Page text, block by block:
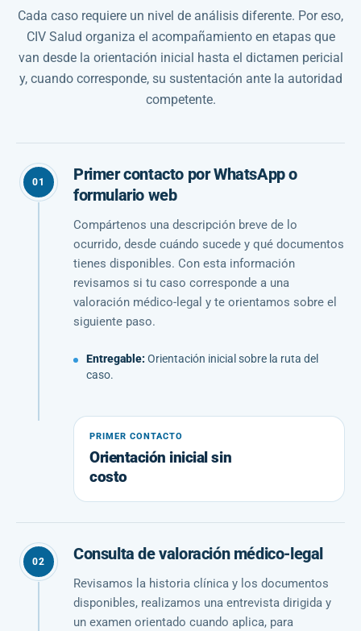
Cada caso requiere un nivel de análisis diferente. Por eso,
CIV Salud organiza el acompañamiento en etapas que
van desde la orientación inicial hasta el dictamen pericial
y, cuando corresponde, su sustentación ante la autoridad
competente.
01
Primer contacto por WhatsApp o
formulario web
Compártenos una descripción breve de lo
ocurrido, desde cuándo sucede y qué documentos
tienes disponibles. Con esta información
revisamos si tu caso corresponde a una
valoración médico-legal y te orientamos sobre el
siguiente paso.
Entregable:Orientación inicial sobre la ruta del
caso.
PRIMER CONTACTO
Orientación inicial sin
costo
02 Consulta de valoración médico-legal
Revisamos la historia clínica y los documentos
disponibles, realizamos una entrevista dirigida y
un examen orientado cuando aplica, para